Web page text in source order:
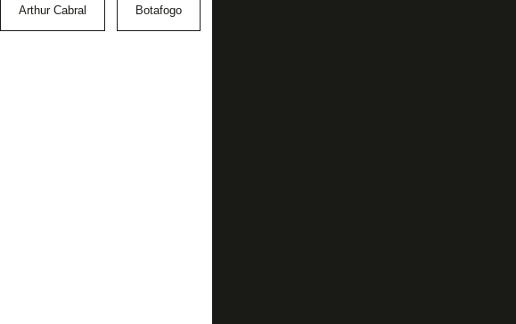
Arthur Cabral Botafogo